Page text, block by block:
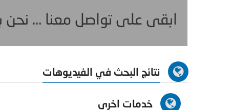
ابقى على تواصل معنا ... نحن
نتائج البحث في الفيديوهات
خدمات اخرى